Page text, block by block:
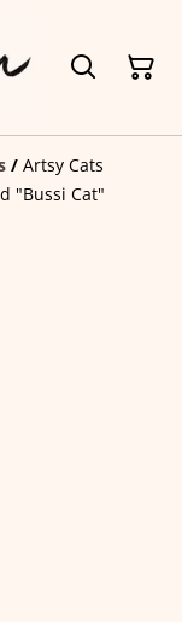
/ Artsy Cats
"Bussi Cat"